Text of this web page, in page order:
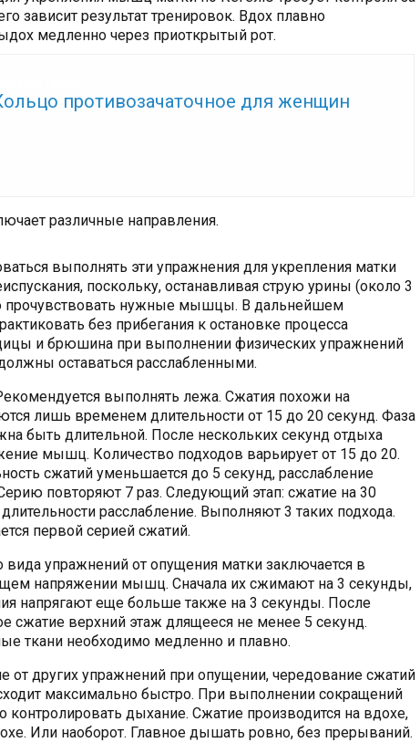
зависит результат тренировок. Вдох плавно
медленно через приоткрытый рот.
противозачаточное для женщин
различные направления.
выполнять эти упражнения для укрепления матки
поскольку, останавливая струю урины (около 3
прочувствовать нужные мышцы. В дальнейшем
без прибегания к остановке процесса
и брюшина при выполнении физических упражнений
оставаться расслабленными.
выполнять лежа. Сжатия похожи на
лишь временем длительности от 15 до 20 секунд. Фаза
быть длительной. После нескольких секунд отдыха
мышц. Количество подходов варьирует от 15 до 20.
сжатий уменьшается до 5 секунд, расслабление
повторяют 7 раз. Следующий этап: сжатие на 30
расслабление. Выполняют 3 таких подхода.
первой серией сжатий.
вида упражнений от опущения матки заключается в
напряжении мышц. Сначала их сжимают на 3 секунды,
напрягают еще больше также на 3 секунды. После
сжатие верхний этаж длящееся не менее 5 секунд.
ткани необходимо медленно и плавно.
от других упражнений при опущении, чередование сжатий
максимально быстро. При выполнении сокращений
контролировать дыхание. Сжатие производится на вдохе,
Или наоборот. Главное дышать ровно, без прерываний.